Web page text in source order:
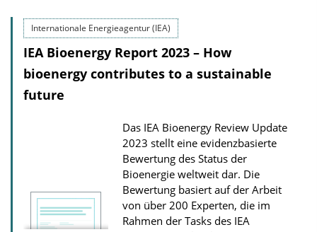
i
c
a
t
n
D
o
w
n
Internationale Energieagentur (IEA)
IEA Bioenergy Report 2023 – How
bioenergy contributes to a sustainable
future
Das IEA Bioenergy Review Update
2023 stellt eine evidenzbasierte
Bewertung des Status der
Bioenergie weltweit dar. Die
Bewertung basiert auf der Arbeit
von über 200 Experten, die im
Rahmen der Tasks des IEA